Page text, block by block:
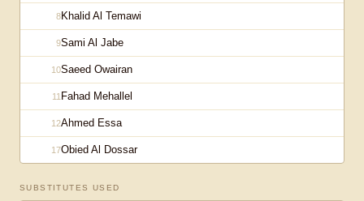
8Khalid Al Temawi
9Sami Al Jabe
10Saeed Owairan
11 Fahad Mehallel
12Ahmed Essa
17Obied Al Dossar
SUBSTITUTES USED